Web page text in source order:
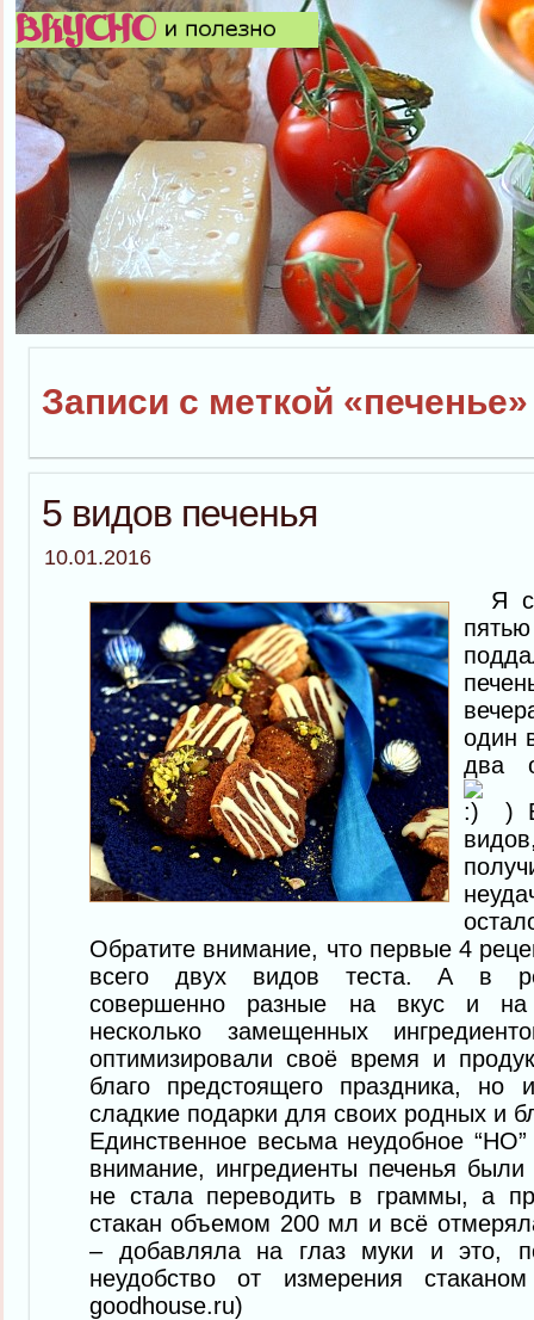
Записи с меткой «печенье»
5 видов печенья
10.01.2016
Я
один
два
)
Обратите внимание, что первые 4
всего двух видов теста. А в
совершенно разные на вкус и на
несколько замещенных
оптимизировали своё время и
благо предстоящего праздника, но
сладкие подарки для своих родных и
Единственное весьма неудобное
внимание, ингредиенты печенья
не стала переводить в граммы, а
стакан объемом 200 мл и всё
– добавляла на глаз муки и это,
неудобство от измерения
goodhouse.ru)